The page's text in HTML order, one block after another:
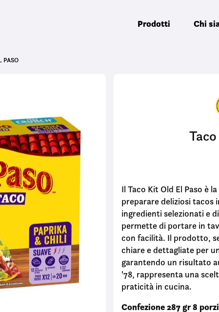
Prodotti Chi
PASO
Il Taco Kit Old El Paso è
preparare deliziosi tacos
ingredienti selezionati e
permette di portare in
con facilità. Il prodotto,
chiare e dettagliate per
garantendo un risultato
'78, rappresenta una
praticità in cucina.
Confezione 287 gr 8